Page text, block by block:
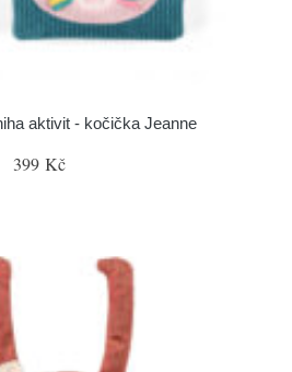
aktivit - kočička Jeanne
399 Kč